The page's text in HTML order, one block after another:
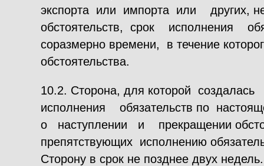
экспорта или импорта или других,
обстоятельств, срок исполнения
соразмерно времени, в течение
обстоятельства.
10.2. Сторона, для которой
исполнения обязательств по
о наступлении и прекращении
препятствующих исполнению
Сторону в срок не позднее двух недель.